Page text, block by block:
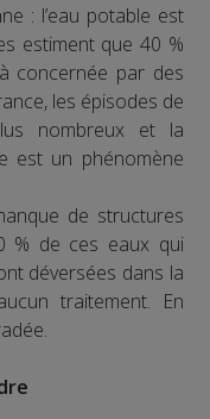
: l’eau potable est
estiment que 40 %
concernée par des
les épisodes de
nombreux et la
est un phénomène
de structures
% de ces eaux qui
déversées dans la
traitement. En